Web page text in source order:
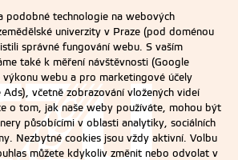
podobné technologie na webových
univerzity v Praze (pod doménou
správné fungování webu. S vaším
také k měření návštěvnosti (Google
výkonu webu a pro marketingové účely
včetně zobrazování vložených videí
o tom, jak naše weby používáte, mohou být
působícími v oblasti analytiky, sociálních
Nezbytné cookies jsou vždy aktivní. Volbu
můžete kdykoliv změnit nebo odvolat v